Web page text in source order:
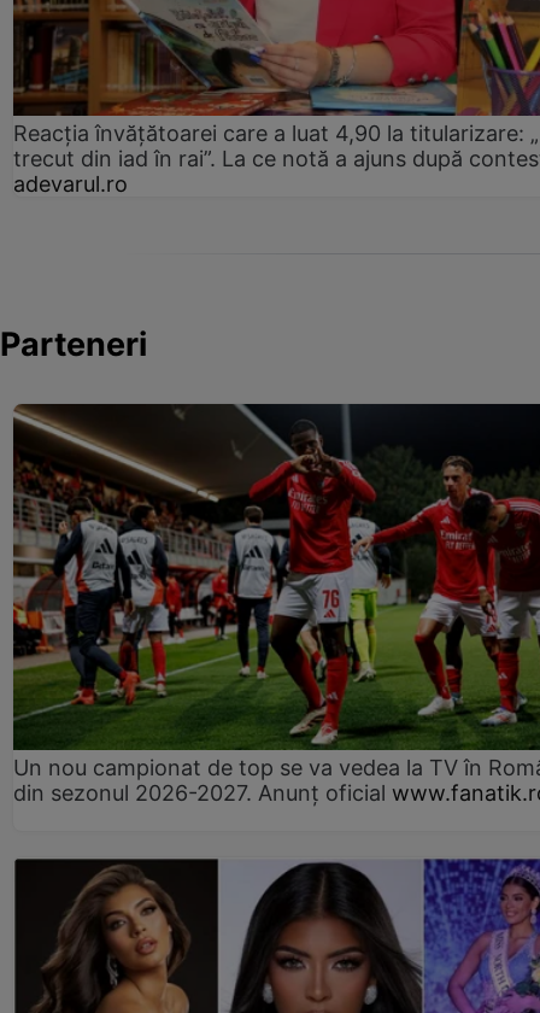
Reacția învățătoarei care a luat 4,90 la titularizare:
trecut din iad în rai”. La ce notă a ajuns după
adevarul.ro
Parteneri
Un nou campionat de top se va vedea la TV în
din sezonul 2026-2027. Anunț oficial